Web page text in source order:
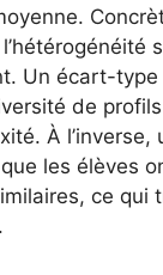
Un écart-
de
À
les élèves
ce qui